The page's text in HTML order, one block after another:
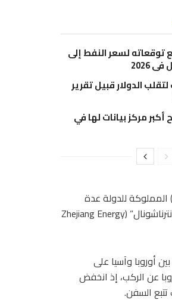
لسعر النفط إلى
الدولار قبيل تقرير
مركز بيانات لها في
المزيد من الإمدادات من السوق الفورية، بحسب تجار. واشترت شركة “سينوك” (Cnooc Ltd) المملوكة للدولة عدة
شحنات الشهر الماضي للتسليم في يونيو، بينما اشترت شركة الصف الثاني “تشجيانغ إنرجي إنترناشونال” (Zhejiang Energy
أوروبا وآسيا على
عن الركب، إذ انخفض